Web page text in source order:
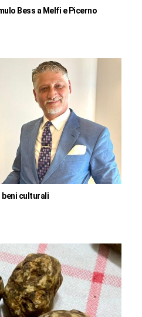
Bess a Melfi e Picerno
beni culturali